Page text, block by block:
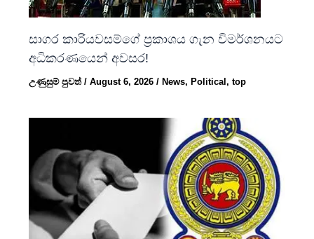
සාගර කාරියවසම්ගේ ප්‍රකාශය ගැන විමර්ශනයට
අධිකරණයෙන් අවසර!
උණුසුම් පුවත්/August 6, 2026/News,Political,top